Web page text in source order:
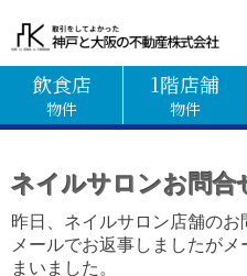
飲食店
物件
1階店舗
物件
ネイルサロンお問合
昨日、ネイルサロン店舗のお
メールでお返事しましたが
まいました。